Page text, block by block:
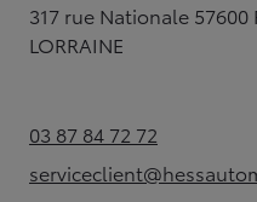
317 rue Nationale 57600
LORRAINE
03 87 84 72 72(Opens in new tab)